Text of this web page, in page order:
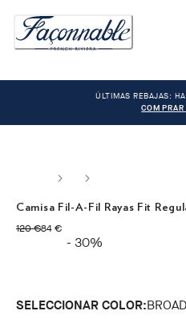
ÚLTIMAS REBAJAS:
Camisa Fil-A-Fil Rayas Fit
120 €
original price 120 €
84 €
precio actual 84 €
- 30%
SELECCIONAR COLOR: